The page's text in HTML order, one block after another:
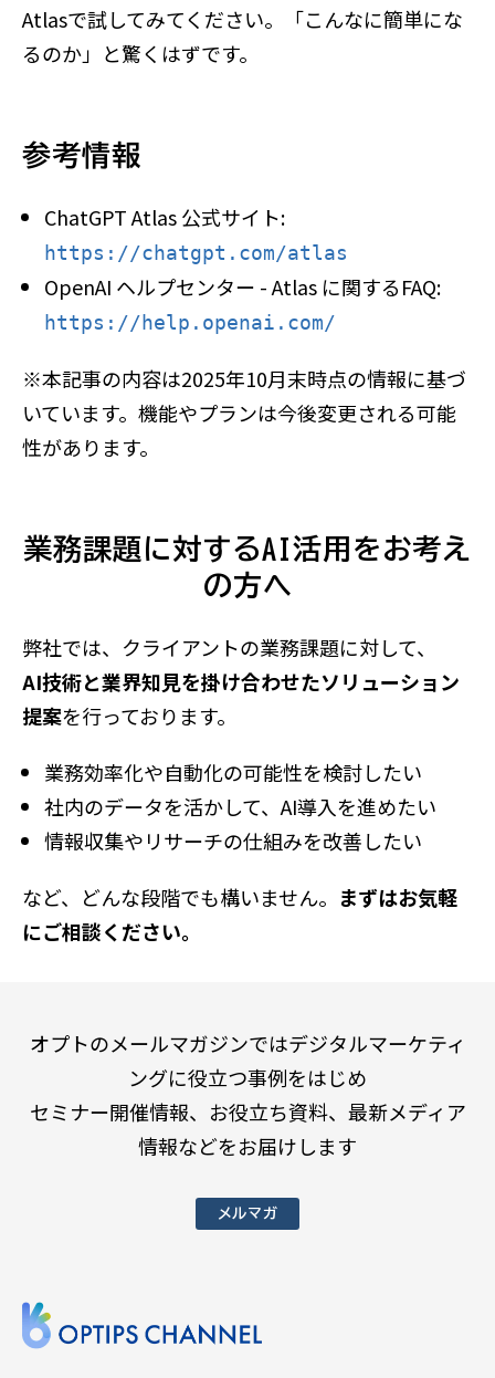
Atlasで試してみてください。「こんなに簡単にな
るのか」と驚くはずです。
参考情報
ChatGPT Atlas 公式サイト:
https://chatgpt.com/atlas
OpenAI ヘルプセンター - Atlas に関するFAQ:
https://help.openai.com/
※本記事の内容は2025年10月末時点の情報に基づ
いています。機能やプランは今後変更される可能
性があります。
業務課題に対するAI活用をお考え
の方へ
弊社では、クライアントの業務課題に対して、
AI技術と業界知見を掛け合わせたソリューション
提案を行っております。
業務効率化や自動化の可能性を検討したい
社内のデータを活かして、AI導入を進めたい
情報収集やリサーチの仕組みを改善したい
など、どんな段階でも構いません。 まずはお気軽
にご相談ください。
オプトのメールマガジンではデジタルマーケティ
ングに役立つ事例をはじめ
セミナー開催情報、お役立ち資料、最新メディア
情報などをお届けします
メルマガ